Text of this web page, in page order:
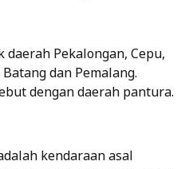
Pekalongan, Cepu,
dan Pemalang.
dengan daerah pantura.
kendaraan asal